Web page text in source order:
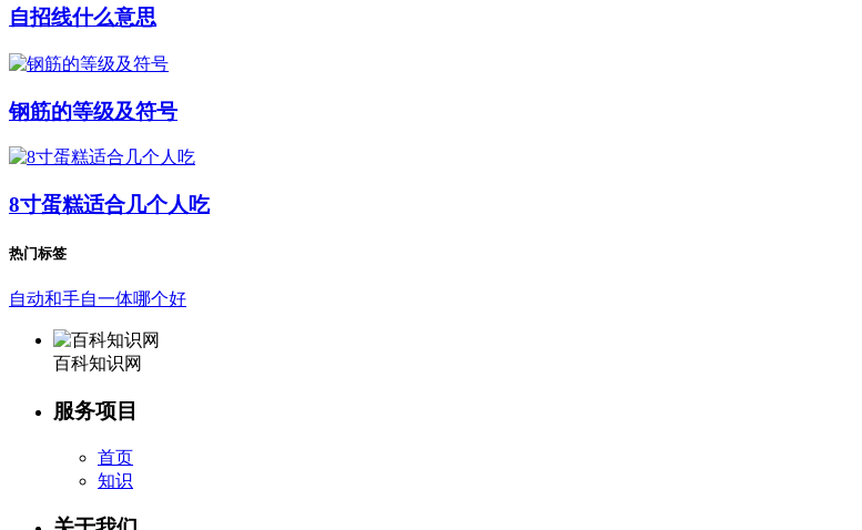
自招线什么意思
钢筋的等级及符号
8寸蛋糕适合几个人吃
热门标签
自动和手自一体哪个好
百科知识网
服务项目
首页
知识